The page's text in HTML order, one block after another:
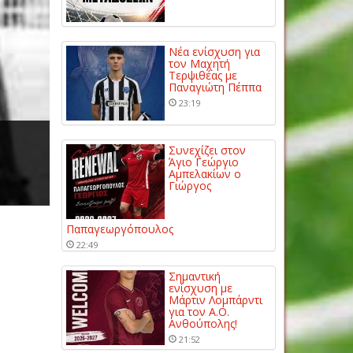
Νέα ενίσχυση για
τον Μαχητή
Τερψιθέας με
Παναγιώτη Πέππα
23:19
Συνεχίζει στον
Άγιο Γεώργιο
Αμπελακίων ο
Γιώργος
Παπαγεωργόπουλος
22:49
Σημαντική
ενίσχυση με
Μάρτιν Λομπάρντι
για τον Α.Ο.
Ανθούπολης!
21:52